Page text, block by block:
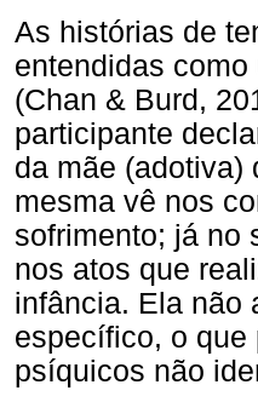
As histórias de
entendidas
(Chan & Burd,
participante
da mãe (adotiva)
mesma vê nos
sofrimento; já no
nos atos que
infância. Ela não
específico, o que
psíquicos não